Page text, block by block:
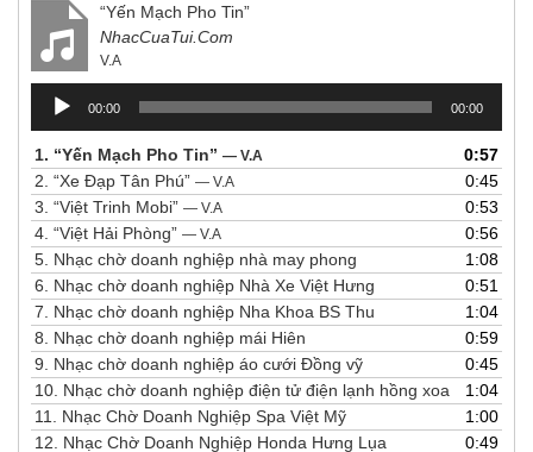
“Yến Mạch Pho Tin”
NhacCuaTui.Com
V.A
Trình
chơi
00:00 00:00
1. “Yến Mạch Pho Tin” — V.A
0:57
2. “Xe Đạp Tân Phú” — V.A
0:45
3. “Việt Trinh Mobi” — V.A
0:53
4. “Việt Hải Phòng” — V.A
0:56
5. Nhạc chờ doanh nghiệp nhà may phong
1:08
6. Nhạc chờ doanh nghiệp Nhà Xe Việt Hưng
0:51
7. Nhạc chờ doanh nghiệp Nha Khoa BS Thu
1:04
8. Nhạc chờ doanh nghiệp mái Hiên
0:59
9. Nhạc chờ doanh nghiệp áo cưới Đồng vỹ
0:45
10. Nhạc chờ doanh nghiệp điện tử điện lạnh hồng xoa
1:04
11. Nhạc Chờ Doanh Nghiệp Spa Việt Mỹ
1:00
12. Nhạc Chờ Doanh Nghiệp Honda Hưng Lụa
0:49